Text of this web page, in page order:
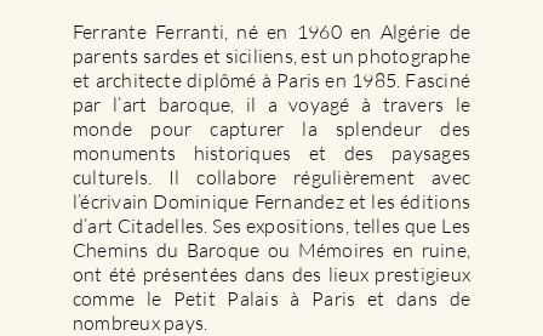
Ferrante Ferranti, né en 1960 en Algérie de
parents sardes et siciliens, est un photographe
et architecte diplômé à Paris en 1985. Fasciné
par l’art baroque, il a voyagé à travers le
monde pour capturer la splendeur des
monuments historiques et des paysages
culturels. Il collabore régulièrement avec
l’écrivain Dominique Fernandez et les éditions
d’art Citadelles. Ses expositions, telles que Les
Chemins du Baroque ou Mémoires en ruine,
ont été présentées dans des lieux prestigieux
comme le Petit Palais à Paris et dans de
nombreux pays​.